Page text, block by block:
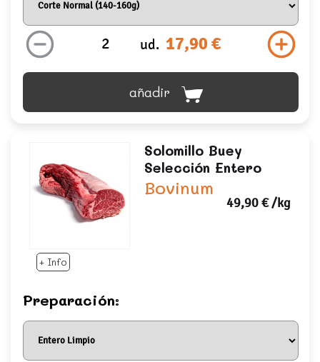
ud. 17,90 €
añadir
+ Info
Solomillo Buey
Selección Entero
Bovinum
49,90 €/kg
Preparación: